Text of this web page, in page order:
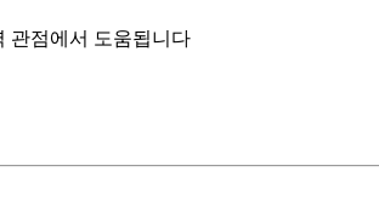
관점에서 도움됩니다